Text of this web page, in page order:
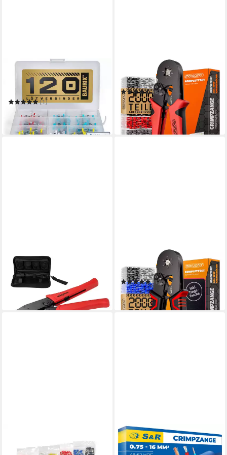
BAURIX
Kabelverbinder-Sortiment
Lötverbinder Set I IP67
Schrumpfverbinder
(1)
ab 14,49 €
in 4-5 Werktagen bei dir
Crimpzange
(6)
15,99 € 19,95 €
-20%
in 4-5 Werktagen bei dir
DEMA
Crimpzange Aderendhülsen-
Crimpzangen-Set
32,89 €
in 2-3 Werktagen bei dir
Crimpzange
(1)
21,95 €
in 4-5 Werktagen bei dir
Crimpzange ARLI
S&R
Crimpzange Kabelschuh-